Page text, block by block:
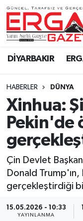
DİYARBAKIR
HABERLER DÜNYA
Xinhua:
Pekin'de
Çin Devlet
Donald
gerçekleştirdiği
15.05.2026 - 10:33
YAYINLANMA
DİYARBAKIR
BİSMİL
BAĞLAR
ERGANİ
Güncel
Eği̇ti̇m
Resmi İlanlar
Sağlık
Si̇yaset
Spor
Ergani
Ergani Hava
Ergani Trafik
Süper Lig
Tüm
Son Dakika
Haber Arşivi